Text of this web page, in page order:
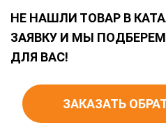
НЕ НАШЛИ ТОВАР В
ЗАЯВКУ И МЫ
ДЛЯ ВАС!
ЗАКАЗАТЬ